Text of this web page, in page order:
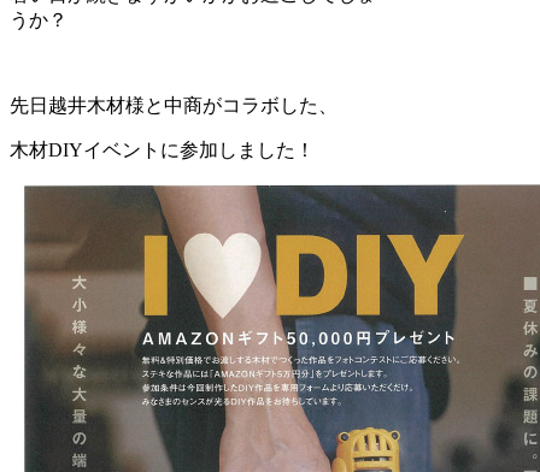
うか？
先日越井木材様と中商がコラボした、
木材DIYイベントに参加しました！